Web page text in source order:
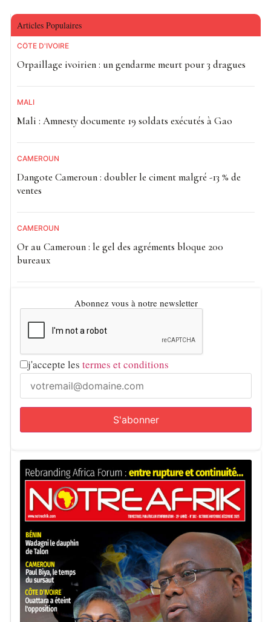
Articles Populaires
CÔTE D'IVOIRE
Orpaillage ivoirien : un gendarme meurt pour 3 dragues
MALI
Mali : Amnesty documente 19 soldats exécutés à Gao
CAMEROUN
Dangote Cameroun : doubler le ciment malgré -13 % de
ventes
CAMEROUN
Or au Cameroun : le gel des agréments bloque 200
bureaux
Abonnez vous à notre newsletter
j'accepte les termes et conditions